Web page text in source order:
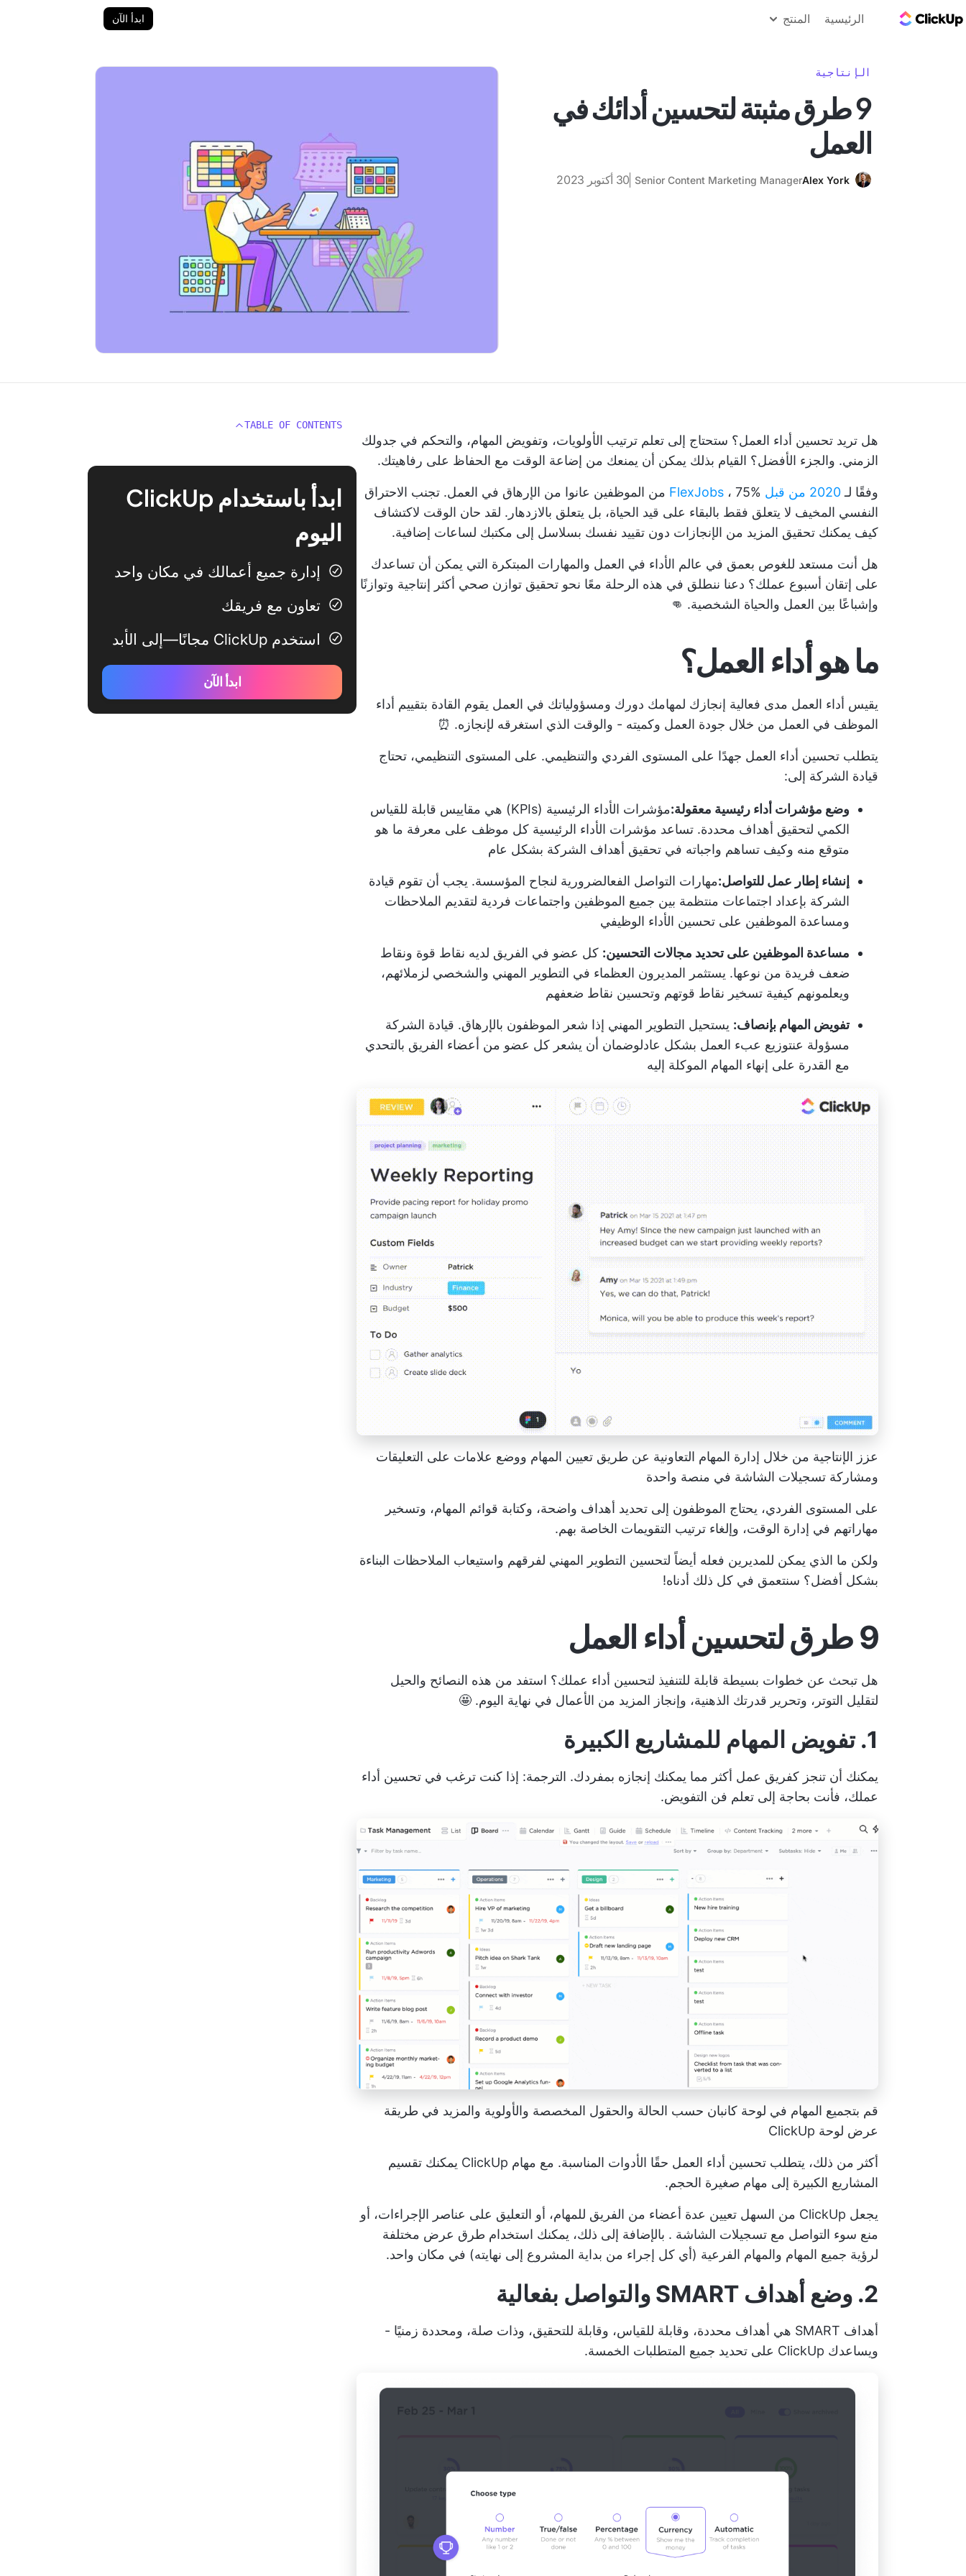
الرئيسية المنتج ابدأ الآن
الإنتاجية
9 طرق مثبتة لتحسين أدائك في
العمل
Alex York
Senior Content Marketing Manager 30 أكتوبر 2023
هل تريد تحسين أداء العمل؟ ستحتاج إلى تعلم ترتيب الأولويات، وتفويض المهام، والتحكم في جدولك
الزمني. والجزء الأفضل؟ القيام بذلك يمكن أن يمنعك من إضاعة الوقت مع الحفاظ على رفاهيتك.
وفقًا لـ 2020 من قبل FlexJobs ، 75% من الموظفين عانوا من الإرهاق في العمل.
تجنب الاحتراق
النفسي المخيف لا يتعلق فقط بالبقاء على قيد الحياة، بل يتعلق بالازدهار. لقد حان الوقت لاكتشاف
كيف يمكنك تحقيق المزيد من الإنجازات دون تقييد نفسك بسلاسل إلى مكتبك لساعات إضافية.
هل أنت مستعد للغوص بعمق في عالم الأداء في العمل والمهارات المبتكرة التي يمكن أن تساعدك
على إتقان أسبوع عملك؟ دعنا ننطلق في هذه الرحلة معًا نحو تحقيق توازن صحي أكثر إنتاجية وتوازنًا
وإشباعًا بين العمل والحياة الشخصية. 👊
ما هو أداء العمل؟
يقيس أداء العمل مدى فعالية إنجازك لمهامك دورك ومسؤولياتك في العمل يقوم القادة بتقييم أداء
الموظف في العمل من خلال جودة العمل وكميته - والوقت الذي استغرقه لإنجازه. ⏰
يتطلب تحسين أداء العمل جهدًا على المستوى الفردي والتنظيمي. على المستوى التنظيمي، تحتاج
قيادة الشركة إلى:
وضع مؤشرات أداء رئيسية معقولة:مؤشرات الأداء الرئيسية (KPIs)
هي مقاييس قابلة للقياس
الكمي لتحقيق أهداف محددة. تساعد مؤشرات الأداء الرئيسية كل موظف على معرفة ما هو
متوقع منه وكيف تساهم واجباته في تحقيق أهداف الشركة بشكل عام
إنشاء إطار عمل للتواصل:مهارات التواصل الفعالضرورية لنجاح المؤسسة. يجب أن تقوم قيادة
الشركة بإعداد اجتماعات منتظمة بين جميع الموظفين واجتماعات فردية لتقديم الملاحظات
ومساعدة الموظفين على تحسين الأداء الوظيفي
مساعدة الموظفين على تحديد مجالات التحسين: كل عضو في الفريق لديه نقاط قوة ونقاط
ضعف فريدة من نوعها. يستثمر المديرون العظماء في التطوير المهني والشخصي لزملائهم،
ويعلمونهم كيفية تسخير نقاط قوتهم وتحسين نقاط ضعفهم
تفويض المهام بإنصاف: يستحيل التطوير المهني إذا شعر الموظفون بالإرهاق. قيادة الشركة
مسؤولة عنتوزيع عبء العمل بشكل عادلوضمان أن يشعر كل عضو من أعضاء الفريق بالتحدي
مع القدرة على إنهاء المهام الموكلة إليه
عزز الإنتاجية من خلال إدارة المهام التعاونية عن طريق تعيين المهام ووضع علامات على التعليقات
ومشاركة تسجيلات الشاشة في منصة واحدة
على المستوى الفردي، يحتاج الموظفون إلى تحديد أهداف واضحة، وكتابة قوائم المهام، وتسخير
مهاراتهم في إدارة الوقت، وإلغاء ترتيب التقويمات الخاصة بهم.
ولكن ما الذي يمكن للمديرين فعله أيضاً لتحسين التطوير المهني لفرقهم واستيعاب الملاحظات البناءة
بشكل أفضل؟ سنتعمق في كل ذلك أدناه!
9 طرق لتحسين أداء العمل
هل تبحث عن خطوات بسيطة قابلة للتنفيذ لتحسين أداء عملك؟ استفد من هذه النصائح والحيل
لتقليل التوتر، وتحرير قدرتك الذهنية، وإنجاز المزيد من الأعمال في نهاية اليوم. 🤩
1. تفويض المهام للمشاريع الكبيرة
يمكنك أن تنجز كفريق عمل أكثر مما يمكنك إنجازه بمفردك. الترجمة: إذا كنت ترغب في تحسين أداء
عملك، فأنت بحاجة إلى تعلم فن التفويض.
قم بتجميع المهام في لوحة كانبان حسب الحالة والحقول المخصصة والأولوية والمزيد في طريقة
عرض لوحة ClickUp
أكثر من ذلك، يتطلب تحسين أداء العمل حقًا الأدوات المناسبة. مع مهام ClickUp
يمكنك تقسيم
المشاريع الكبيرة إلى مهام صغيرة الحجم.
يجعل ClickUp من السهل تعيين عدة أعضاء من الفريق للمهام، أو التعليق على عناصر الإجراءات، أو
منع سوء التواصل مع تسجيلات الشاشة . بالإضافة إلى ذلك، يمكنك استخدام طرق عرض مختلفة
لرؤية جميع المهام والمهام الفرعية (أي كل إجراء من بداية المشروع إلى نهايته) في مكان واحد.
2. وضع أهداف SMART والتواصل بفعالية
أهداف SMART هي أهداف محددة، وقابلة للقياس، وقابلة للتحقيق، وذات صلة، ومحددة زمنيًا -
ويساعدك ClickUp على تحديد جميع المتطلبات الخمسة.
TABLE OF CONTENTS
ابدأ باستخدام ClickUp
اليوم
إدارة جميع أعمالك في مكان واحد
تعاون مع فريقك
استخدم ClickUp مجانًا—إلى الأبد
ابدأ الآن